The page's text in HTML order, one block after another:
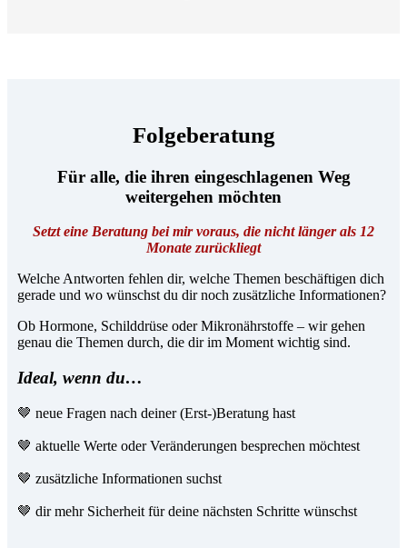
Folgeberatung
Für alle, die ihren eingeschlagenen Weg
weitergehen möchten
Setzt eine Beratung bei mir voraus, die nicht länger als 12
Monate zurückliegt
Welche Antworten fehlen dir, welche Themen beschäftigen dich
gerade und wo wünschst du dir noch zusätzliche Informationen?
Ob Hormone, Schilddrüse oder Mikronährstoffe – wir gehen
genau die Themen durch, die dir im Moment wichtig sind.
Ideal, wenn du…
🤎 neue Fragen nach deiner (Erst-)Beratung hast
🤎 aktuelle Werte oder Veränderungen besprechen möchtest
🤎 zusätzliche Informationen suchst
🤎 dir mehr Sicherheit für deine nächsten Schritte wünschst